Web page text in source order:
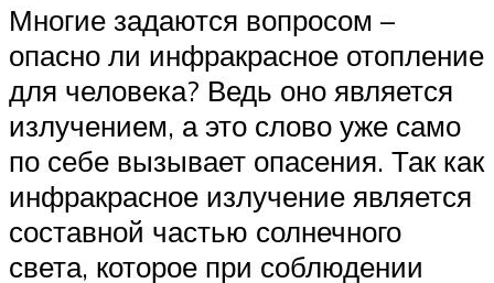
Многие задаются вопросом –
опасно ли инфракрасное отопление
для человека? Ведь оно является
излучением, а это слово уже само
по себе вызывает опасения. Так как
инфракрасное излучение является
составной частью солнечного
света, которое при соблюдении